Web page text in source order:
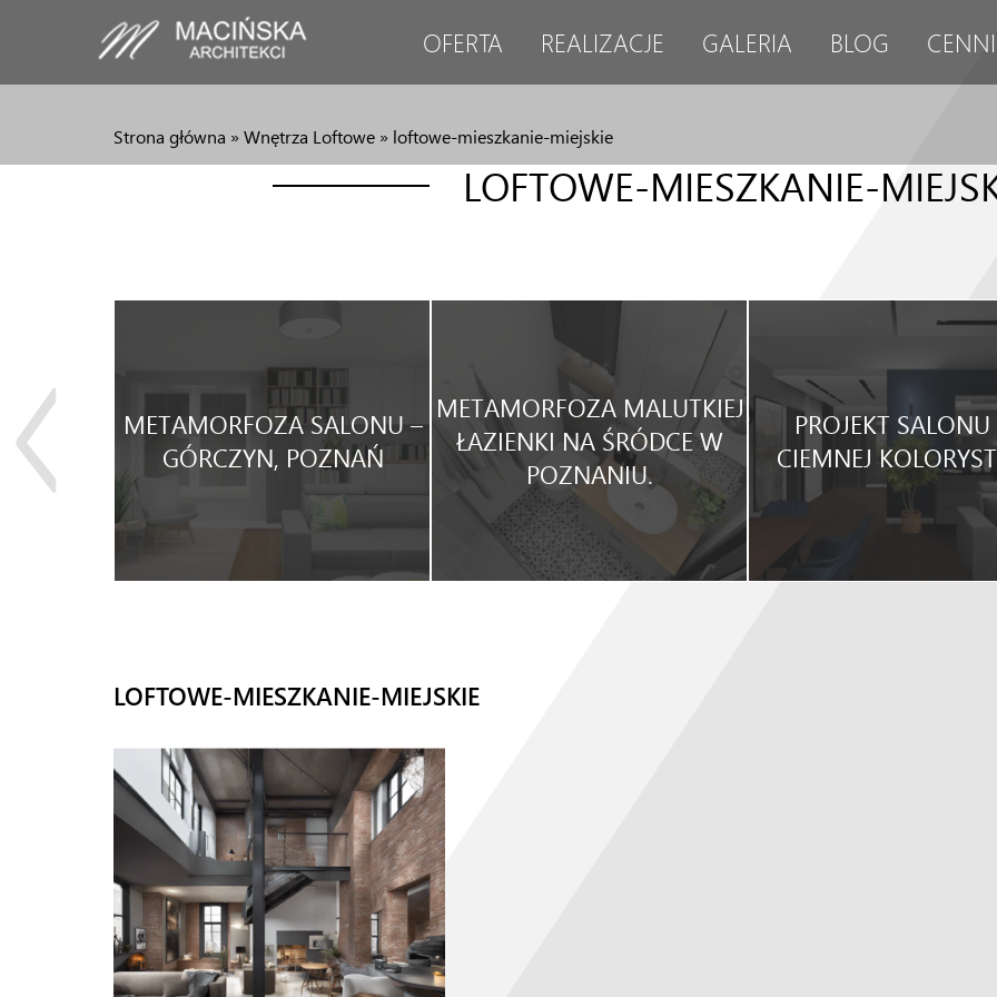
OFERTA REALIZACJE GALERIA BLOG
Strona główna »Wnętrza Loftowe » loftowe-mieszkanie-miejskie
LOFTOWE-MIESZKANIE-
METAMORFOZA SALONU –
GÓRCZYN, POZNAŃ
METAMORFOZA MALUTKIEJ
ŁAZIENKI NA ŚRÓDCE W
POZNANIU.
PROJEKT
CIEMNEJ
LOFTOWE-MIESZKANIE-MIEJSKIE